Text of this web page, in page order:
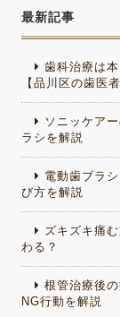
最新記事
歯科治療は
【品川区の歯医者
ソニッケア
ラシを解説
電動歯ブラ
び方を解説
ズキズキ痛
わる？
根管治療後
NG行動を解説